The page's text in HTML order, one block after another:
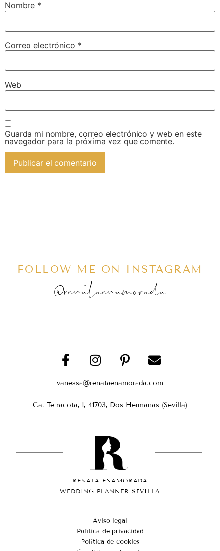
Nombre *
Correo electrónico *
Web
Guarda mi nombre, correo electrónico y web en este
navegador para la próxima vez que comente.
FOLLOW ME ON INSTAGRAM
@renataenamorada
vanessa@renataenamorada.com
Ca. Terracota, 1, 41703, Dos Hermanas (Sevilla)
RENATA ENAMORADA
WEDDING PLANNER SEVILLA
Aviso legal
Política de privacidad
Política de cookies